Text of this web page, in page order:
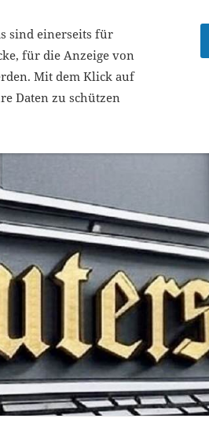
SUPPORT MASCHINENMESSER
sind einerseits für
für die Anzeige von
Mit dem Klick auf
Daten zu schützen